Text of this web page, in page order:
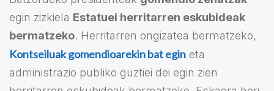
egin zizkiela Estatuei herritarren eskubideak
bermatzeko. Herritarren ongizatea bermatzeko,
Kontseiluak gomendioarekin bat egin eta
administrazio publiko guztiei dei egin zien